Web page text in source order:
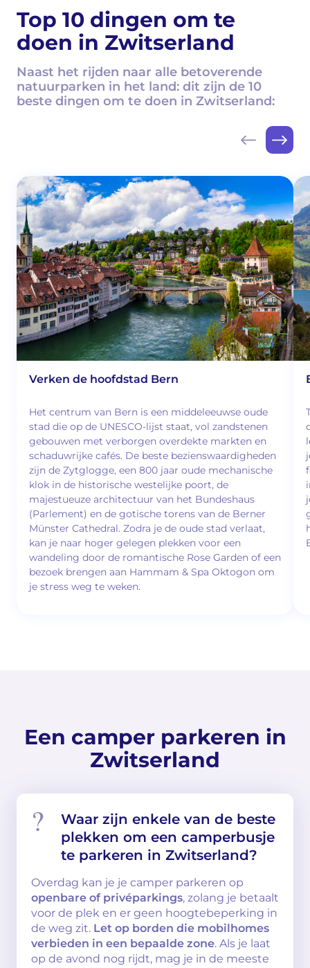
Top 10 dingen om te
doen in Zwitserland
Naast het rijden naar alle betoverende
natuurparken in het land: dit zijn de 10
beste dingen om te doen in Zwitserland:
Verken de hoofdstad Bern
Het centrum van Bern is een middeleeuwse oude
stad die op de UNESCO-lijst staat, vol zandstenen
gebouwen met verborgen overdekte markten en
schaduwrijke cafés. De beste bezienswaardigheden
zijn de Zytglogge, een 800 jaar oude mechanische
klok in de historische westelijke poort, de
majestueuze architectuur van het Bundeshaus
(Parlement) en de gotische torens van de Berner
Münster Cathedral. Zodra je de oude stad verlaat,
kan je naar hoger gelegen plekken voor een
wandeling door de romantische Rose Garden of een
bezoek brengen aan Hammam & Spa Oktogon om
je stress weg te weken.
Een camper parkeren in
Zwitserland
Waar zijn enkele van de beste
plekken om een camperbusje
te parkeren in Zwitserland?
Overdag kan je je camper parkeren op
openbare of privéparkings, zolang je betaalt
voor de plek en er geen hoogtebeperking in
de weg zit. Let op borden die mobilhomes
verbieden in een bepaalde zone. Als je laat
op de avond nog rijdt, mag je in de meeste